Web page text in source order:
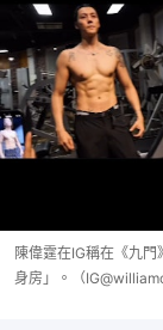
陳偉霆在IG稱在《九
身房」。（